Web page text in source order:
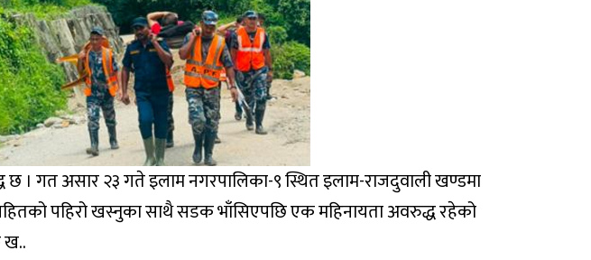
। गत असार २३ गते इलाम नगरपालिका-९ स्थित इलाम-राजदुवाली खण्डमा
पहिरो खस्नुका साथै सडक भाँसिएपछि एक महिनायता अवरुद्ध रहेको